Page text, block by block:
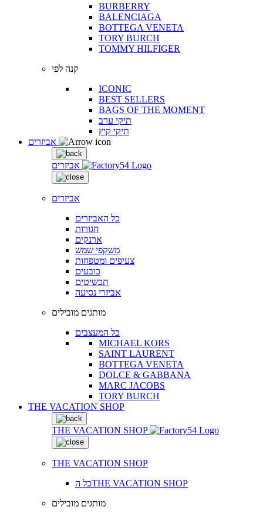
BURBERRY
BALENCIAGA
BOTTEGA VENETA
TORY BURCH
TOMMY HILFIGER
קנה לפי
ICONIC
BEST SELLERS
BAGS OF THE MOMENT
תיקי ערב
תיקי קיץ
אביזרים
אביזרים
כל האביזרים
חגורות
ארנקים
משקפי שמש
צעיפים ומטפחות
כובעים
תכשיטים
אביזרי נסיעה
מותגים מובילים
כל המעצבים
MICHAEL KORS
SAINT LAURENT
BOTTEGA VENETA
DOLCE & GABBANA
MARC JACOBS
TORY BURCH
THE VACATION SHOP
THE VACATION SHOP
THE VACATION SHOP
כל הTHE VACATION SHOP
מותגים מובילים